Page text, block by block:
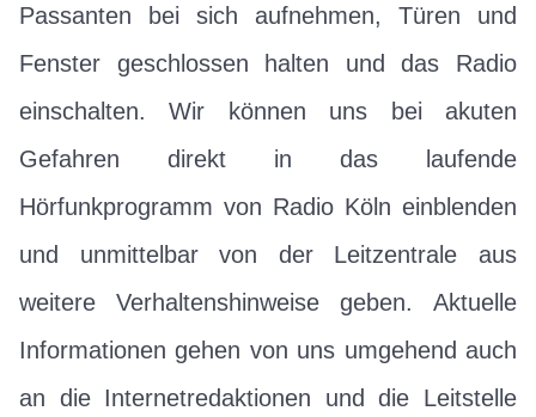
Passanten bei sich aufnehmen, Türen und
Fenster geschlossen halten und das Radio
einschalten. Wir können uns bei akuten
Gefahren direkt in das laufende
Hörfunkprogramm von Radio Köln einblenden
und unmittelbar von der Leitzentrale aus
weitere Verhaltenshinweise geben. Aktuelle
Informationen gehen von uns umgehend auch
an die Internetredaktionen und die Leitstelle